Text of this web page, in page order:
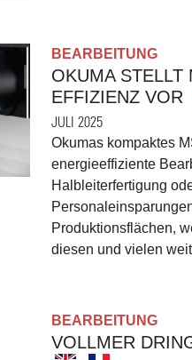
BEARBEITUNG
OKUMA STELLT
EFFIZIENZ VOR
JULI 2025
Okumas kompaktes
energieeffiziente
Halbleiterfertigung
Produktionsflächen,
diesen und vielen
BEARBEITUNG
VOLLMER